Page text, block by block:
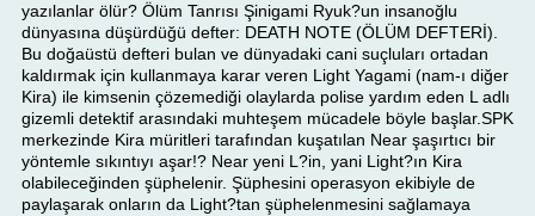
yazılanlar ölür? Ölüm Tanrısı Şinigami Ryuk?un insanoğlu
dünyasına düşürdüğü defter: DEATH NOTE (ÖLÜM DEFTERİ).
Bu doğaüstü defteri bulan ve dünyadaki cani suçluları ortadan
kaldırmak için kullanmaya karar veren Light Yagami (nam-ı diğer
Kira) ile kimsenin çözemediği olaylarda polise yardım eden L adlı
gizemli detektif arasındaki muhteşem mücadele böyle başlar.SPK
merkezinde Kira müritleri tarafından kuşatılan Near şaşırtıcı bir
yöntemle sıkıntıyı aşar!? Near yeni L?in, yani Light?ın Kira
olabileceğinden şüphelenir. Şüphesini operasyon ekibiyle de
paylaşarak onların da Light?tan şüphelenmesini sağlamaya